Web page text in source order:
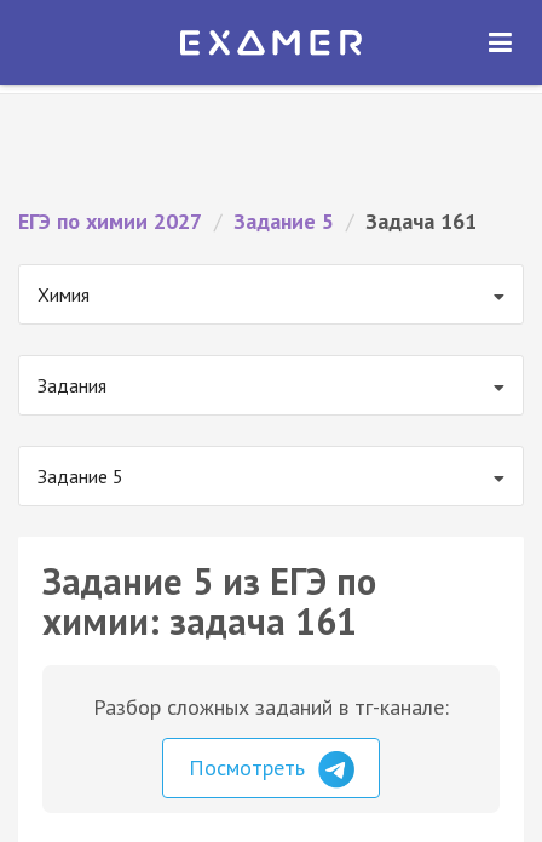
Экзамер — ЕГЭ 2027
ОТКРЫТЬ
ЕГЭ по химии 2027 / Задание 5 / Задача 161
Химия
Задания
Задание 5
Задание 5 из ЕГЭ по
химии: задача 161
Разбор сложных заданий в тг-канале:
Посмотреть